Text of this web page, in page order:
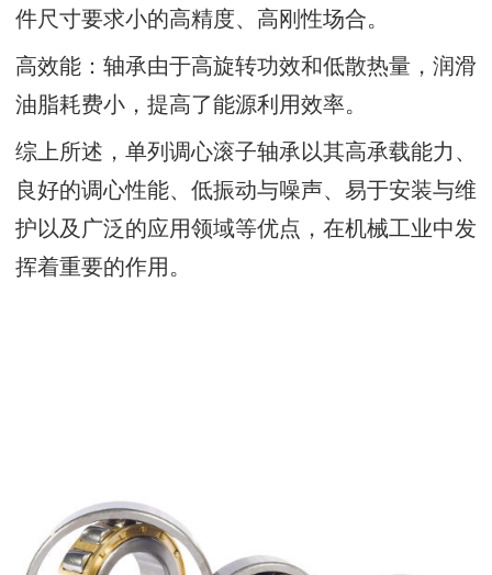
件尺寸要求小的高精度、高刚性场合。
高效能：轴承由于高旋转功效和低散热量，润滑
油脂耗费小，提高了能源利用效率。
综上所述，单列调心滚子轴承以其高承载能力、
良好的调心性能、低振动与噪声、易于安装与维
护以及广泛的应用领域等优点，在机械工业中发
挥着重要的作用。